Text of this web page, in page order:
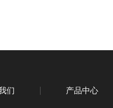
们 产品中心